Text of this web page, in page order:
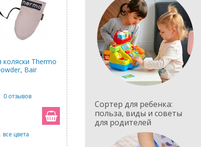
коляски Thermo
Bair
0 отзывов
все цвета
Сортер для ребенка:
польза, виды и советы
для родителей